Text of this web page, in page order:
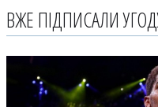
ВЖЕ ПІДПИСАЛИ